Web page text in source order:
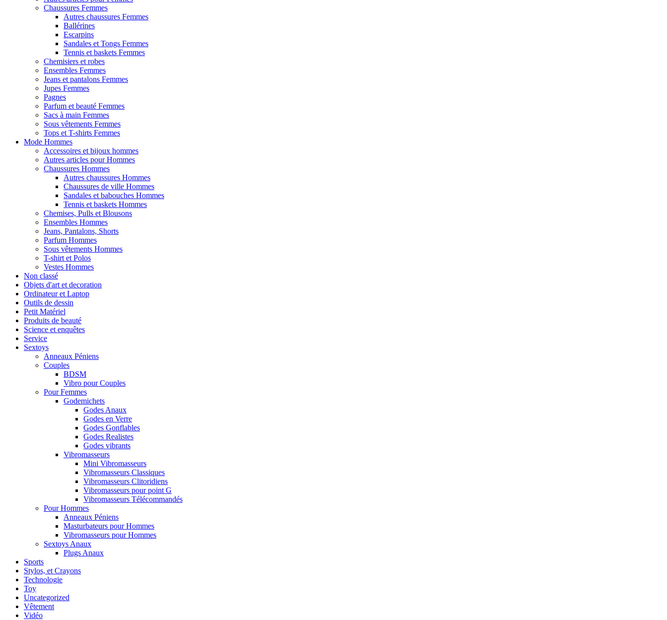
Chaussures Femmes
Autres chaussures Femmes
Ballérines
Escarpins
Sandales et Tongs Femmes
Tennis et baskets Femmes
Chemisiers et robes
Ensembles Femmes
Jeans et pantalons Femmes
Jupes Femmes
Pagnes
Parfum et beauté Femmes
Sacs à main Femmes
Sous vêtements Femmes
Tops et T-shirts Femmes
Mode Hommes
Accessoires et bijoux hommes
Autres articles pour Hommes
Chaussures Hommes
Autres chaussures Hommes
Chaussures de ville Hommes
Sandales et babouches Hommes
Tennis et baskets Hommes
Chemises, Pulls et Blousons
Ensembles Hommes
Jeans, Pantalons, Shorts
Parfum Hommes
Sous vêtements Hommes
T-shirt et Polos
Vestes Hommes
Non classé
Objets d'art et decoration
Ordinateur et Laptop
Outils de dessin
Petit Matériel
Produits de beauté
Science et enquêtes
Service
Sextoys
Anneaux Péniens
Couples
BDSM
Vibro pour Couples
Pour Femmes
Godemichets
Godes Anaux
Godes en Verre
Godes Gonflables
Godes Realistes
Godes vibrants
Vibromasseurs
Mini Vibromasseurs
Vibromasseurs Classiques
Vibromasseurs Clitoridiens
Vibromasseurs pour point G
Vibromasseurs Télécommandés
Pour Hommes
Anneaux Péniens
Masturbateurs pour Hommes
Vibromasseurs pour Hommes
Sextoys Anaux
Plugs Anaux
Sports
Stylos, et Crayons
Technologie
Toy
Uncategorized
Vêtement
Vidéo